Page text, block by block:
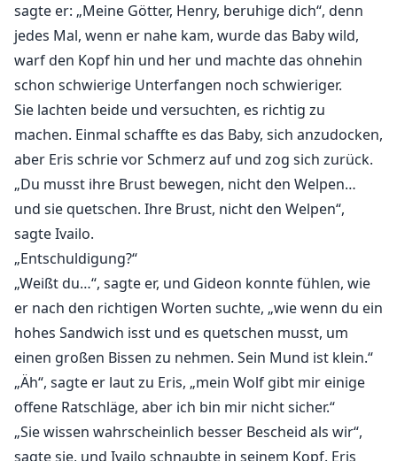
sagte er: „Meine Götter, Henry, beruhige dich“, denn
jedes Mal, wenn er nahe kam, wurde das Baby wild,
warf den Kopf hin und her und machte das ohnehin
schon schwierige Unterfangen noch schwieriger.
Sie lachten beide und versuchten, es richtig zu
machen. Einmal schaffte es das Baby, sich anzudocken,
aber Eris schrie vor Schmerz auf und zog sich zurück.
„Du musst ihre Brust bewegen, nicht den Welpen…
und sie quetschen. Ihre Brust, nicht den Welpen“,
sagte Ivailo.
„Entschuldigung?“
„Weißt du…“, sagte er, und Gideon konnte fühlen, wie
er nach den richtigen Worten suchte, „wie wenn du ein
hohes Sandwich isst und es quetschen musst, um
einen großen Bissen zu nehmen. Sein Mund ist klein.“
„Äh“, sagte er laut zu Eris, „mein Wolf gibt mir einige
offene Ratschläge, aber ich bin mir nicht sicher.“
„Sie wissen wahrscheinlich besser Bescheid als wir“,
sagte sie, und Ivailo schnaubte in seinem Kopf. Eris